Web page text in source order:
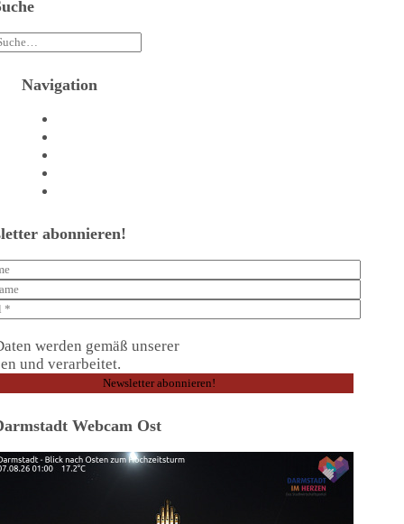
Navigation
abonnieren!
werden gemäß unserer
und verarbeitet.
Webcam Ost